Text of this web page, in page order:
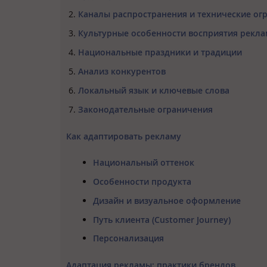
Каналы распространения и технические
Культурные особенности восприятия
Национальные праздники и традиции
Анализ конкурентов
Локальный язык и ключевые слова
Законодательные ограничения
Как адаптировать рекламу
Национальный оттенок
Особенности продукта
Дизайн и визуальное оформление
Путь клиента (Customer Journey)
Персонализация